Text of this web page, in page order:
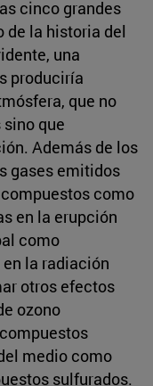
cinco grandes
de la historia del
una
produciría
que no
que
Además de los
gases emitidos
como
en la erupción
como
la radiación
otros efectos
ozono
medio como
sulfurados.